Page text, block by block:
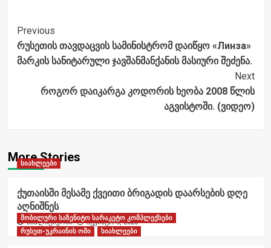
Post
Navigation
Previous
რუსეთის თავდაცვის სამინისტრომ დაიწყო «Линза»
მარკის სანიტარული ჯავშანმანქანის მასიური შეძენა.
Next
როგორ დაიკარგა კოდორის ხეობა 2008 წლის
აგვისტოში. (ვიდეო)
More Stories
სიახლეები
ქუთაისში მესამე ქვეითი ბრიგადის დაარსების დღე
აღნიშნეს
ანალიტიკოსი აგვისტო 6, 2026
მობილური საზენიტო სარაკეტო კომპლექსები
რუსეთ-უკრაინის ომი
სიახლეები